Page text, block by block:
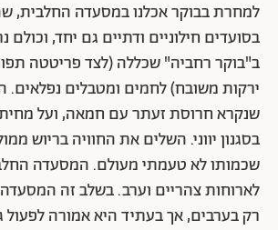
למחרת בבוקר אכלנו במסעדה החלבית,
בסועדים חילוניים ודתיים גם יחד, וכולם
ב"בוקר רחביה" שכללה (לצד פריטטה
ירקות משובח) לחמים ומטבלים
שנקרא חרוסת זעתר עם חמאה, ועל
בסגנון יווני. השלים את החוויה בריוש
שכמותו לא טעמתי מעולם. המסעדה
לארוחות צהריים וערב. בשלב זה
רק בערבים, אך בעתיד היא אמורה לפעול